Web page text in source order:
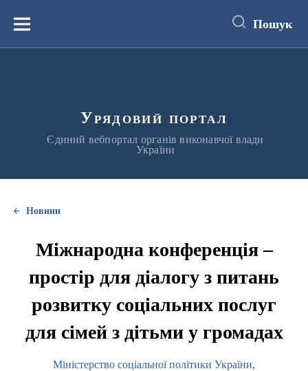
вмістуМеню Пошук
Урядовий портал
Єдиний вебпортал органів виконавчої влади
України
Новини
Міжнародна конференція –
простір для діалогу з питань
розвитку соціальних послуг
для сімей з дітьми у громадах
Міністерство соціальної політики України,